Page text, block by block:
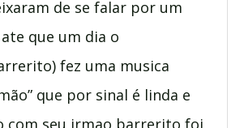
de se falar por um
que um dia o
fez uma musica
que por sinal é linda e
com seu irmao barrerito foi